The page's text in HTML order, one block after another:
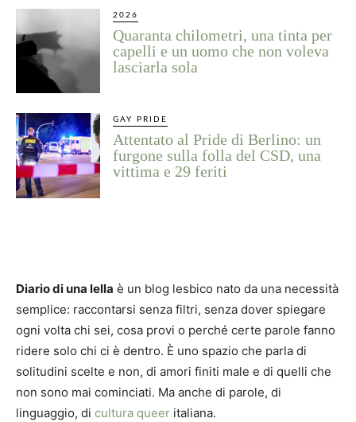
2026
Quaranta chilometri, una tinta per
capelli e un uomo che non voleva
lasciarla sola
GAY PRIDE
Attentato al Pride di Berlino: un
furgone sulla folla del CSD, una
vittima e 29 feriti
Diario di una lella è un blog lesbico nato da una necessità
semplice: raccontarsi senza filtri, senza dover spiegare
ogni volta chi sei, cosa provi o perché certe parole fanno
ridere solo chi ci è dentro. È uno spazio che parla di
solitudini scelte e non, di amori finiti male e di quelli che
non sono mai cominciati. Ma anche di parole, di
linguaggio, di cultura queer italiana.